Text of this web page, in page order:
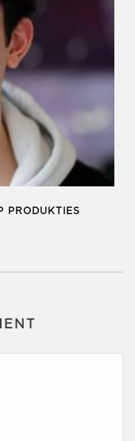
PRODUKTIES